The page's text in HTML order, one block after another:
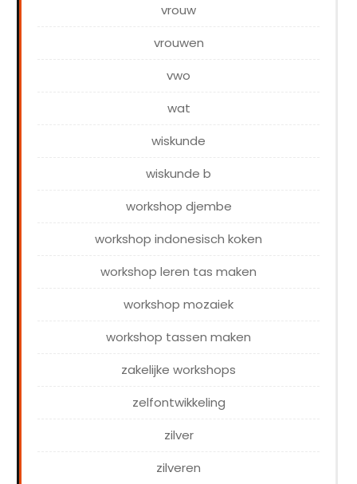
vrouw
vrouwen
vwo
wat
wiskunde
wiskunde b
workshop djembe
workshop indonesisch koken
workshop leren tas maken
workshop mozaiek
workshop tassen maken
zakelijke workshops
zelfontwikkeling
zilver
zilveren